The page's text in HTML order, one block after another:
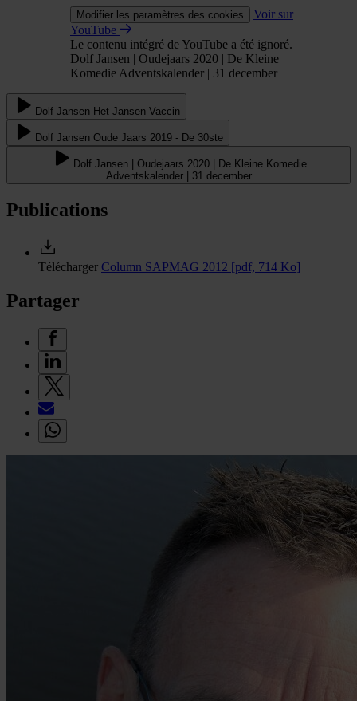
Modifier les paramètres des cookies
Voir sur
YouTube
Le contenu intégré de YouTube a été ignoré.
Dolf Jansen | Oudejaars 2020 | De Kleine
Komedie Adventskalender | 31 december
Dolf Jansen Het Jansen Vaccin
Dolf Jansen Oude Jaars 2019 - De 30ste
Dolf Jansen | Oudejaars 2020 | De Kleine Komedie
Adventskalender | 31 december
Publications
Télécharger Column SAPMAG 2012 [pdf, 714 Ko]
Partager